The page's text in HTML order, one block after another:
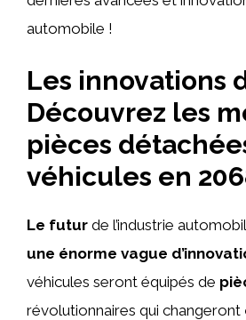
automobile !
Les innovations
Découvrez les
pièces
véhicules en
Le futur de l’industrie
une énorme vague
véhicules seront équipés de
révolutionnaires qui changeront